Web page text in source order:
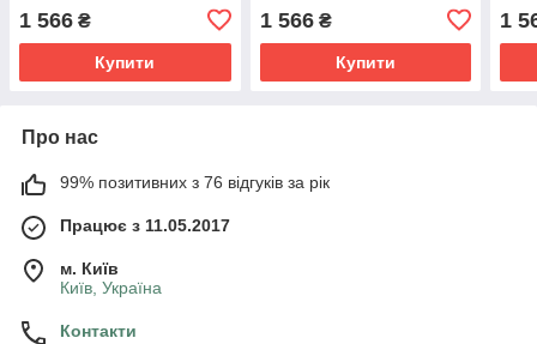
1 566 ₴
Купити
1 566₴
Купити
1
Про нас
99% позитивних з 76 відгуків за рік
Працює з 11.05.2017
м. Київ
Київ, Україна
Контакти